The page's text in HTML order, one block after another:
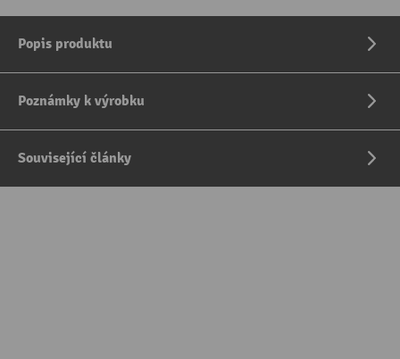
Popis produktu
Poznámky k výrobku
Související články